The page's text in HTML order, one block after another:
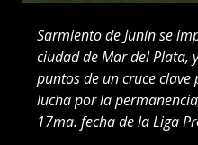
Sarmiento de Junín se
ciudad de Mar del Plata,
puntos de un cruce
lucha por la
17ma. fecha de la Liga